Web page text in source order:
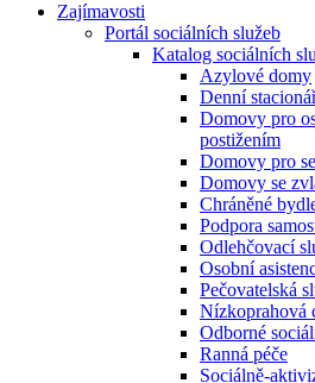
Zajímavosti
Portál sociálních služeb
Katalog sociálních
Azylové domy
Denní
Domovy pro
postižením
Domovy pro
Domovy se
Chráněné
Podpora
Odlehčovací
Osobní
Pečovatelská
Nízkoprahová
Odborné
Ranná péče
Sociálně-